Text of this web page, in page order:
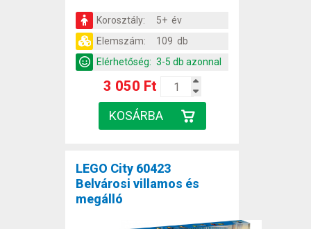
Korosztály:
5+ év
Elemszám:
109 db
Elérhetőség: 3-5 db azonnal
3 050 Ft
LEGO City 60423
Belvárosi villamos és
megálló